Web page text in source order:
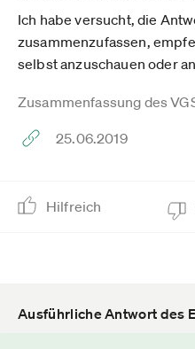
Ich habe versucht, die
zusammenzufassen,
selbst anzuschauen oder
Zusammenfassung des
25.06.2019
Hilfreich
Ausführliche Antwort des